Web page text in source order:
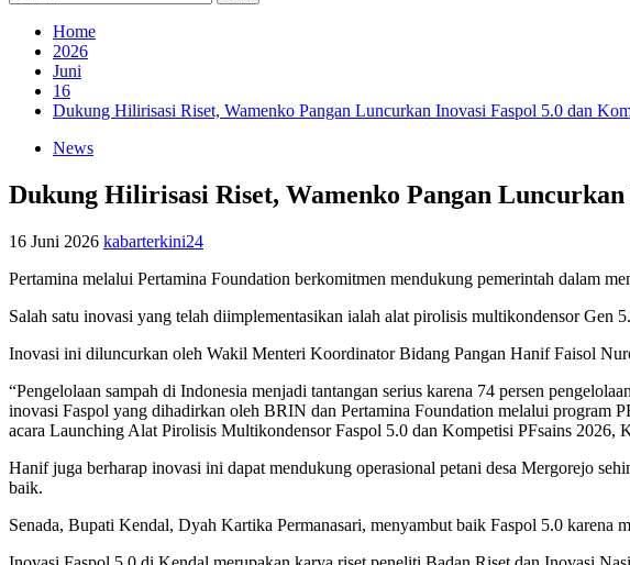
untuk:
Home
2026
Juni
16
Dukung Hilirisasi Riset, Wamenko Pangan Luncurkan Inovasi Faspol 5.0 dan
News
Dukung Hilirisasi Riset, Wamenko Pangan
16 Juni 2026 kabarterkini24
Pertamina melalui Pertamina Foundation berkomitmen mendukung pemerintah dalam
Salah satu inovasi yang telah diimplementasikan ialah alat pirolisis multikondensor
Inovasi ini diluncurkan oleh Wakil Menteri Koordinator Bidang Pangan Hanif Faisol
“Pengelolaan sampah di Indonesia menjadi tantangan serius karena 74 persen
inovasi Faspol yang dihadirkan oleh BRIN dan Pertamina Foundation melalui program
acara Launching Alat Pirolisis Multikondensor Faspol 5.0 dan Kompetisi PFsains 2026,
Hanif juga berharap inovasi ini dapat mendukung operasional petani desa Mergorejo
baik.
Senada, Bupati Kendal, Dyah Kartika Permanasari, menyambut baik Faspol 5.0 karena